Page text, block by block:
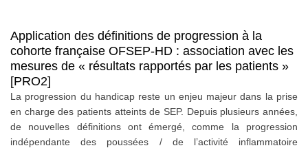
Application des définitions de progression à la
cohorte française OFSEP-HD : association avec les
mesures de « résultats rapportés par les patients »
[PRO2]
La progression du handicap reste un enjeu majeur dans la prise
en charge des patients atteints de SEP. Depuis plusieurs années,
de nouvelles définitions ont émergé, comme la progression
indépendante des poussées / de l’activité inflammatoire